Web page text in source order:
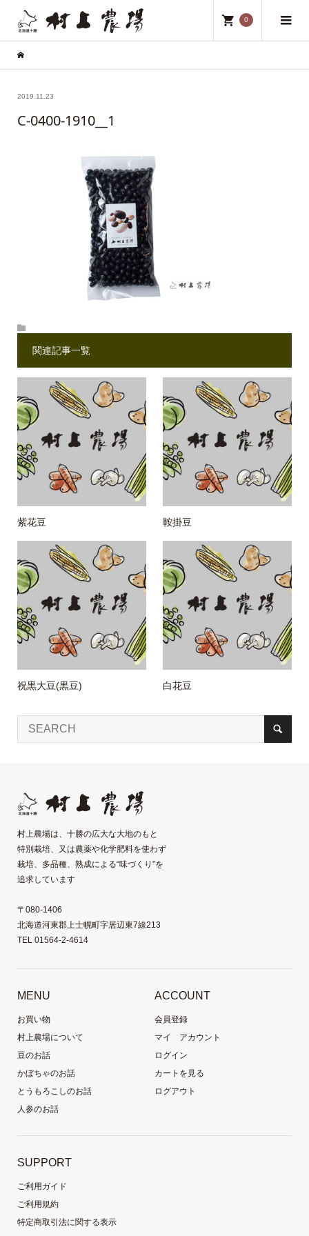
0
2019.11.23
C-0400-1910__1
関連記事一覧
紫花豆 鞍掛豆
祝黒大豆(黒豆) 白花豆
村上農場は、十勝の広大な大地のもと
特別栽培、又は農薬や化学肥料を使わず
栽培、多品種、熟成による“味づくり”を
追求しています
〒080-1406
北海道河東郡上士幌町字居辺東7線213
TEL 01564-2-4614
MENU
お買い物
村上農場について
豆のお話
かぼちゃのお話
とうもろこしのお話
人参のお話
ACCOUNT
会員登録
マイ アカウント
ログイン
カートを見る
ログアウト
SUPPORT
ご利用ガイド
ご利用規約
特定商取引法に関する表示